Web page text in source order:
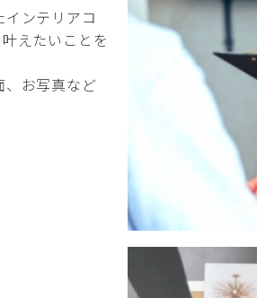
ンテリアコ
えたいことを
、お写真など